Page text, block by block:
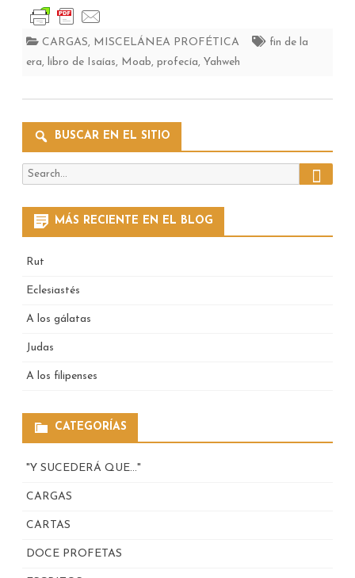
CARGAS, MISCELÁNEA PROFÉTICA
fin de la
era, libro de Isaías, Moab, profecía, Yahweh
BUSCAR EN EL SITIO
Search
Search
MÁS RECIENTE EN EL BLOG
Rut
Eclesiastés
A los gálatas
Judas
A los filipenses
CATEGORÍAS
"Y SUCEDERÁ QUE…"
CARGAS
CARTAS
DOCE PROFETAS